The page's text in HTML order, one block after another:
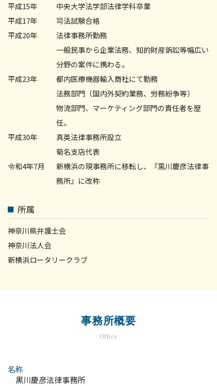
平成15年
中央大学法学部法律学科卒業
平成17年
司法試験合格
平成20年
法律事務所勤務
一般民事から企業法務、知的財産訴訟等幅広い
分野の案件に携わる。
平成23年
都内医療機器輸入商社にて勤務
法務部門（国内外契約業務、労務紛争等）
物流部門、マーケティング部門の責任者を歴
任。
平成30年
真英法律事務所設立
菊名支店代表
令和4年7月
新横浜の現事務所に移転し、『黒川慶彦法律事
務所』に改称
所属
神奈川県弁護士会
神奈川法人会
新横浜ロータリークラブ
事務所概要
Office
名称
黒川慶彦法律事務所